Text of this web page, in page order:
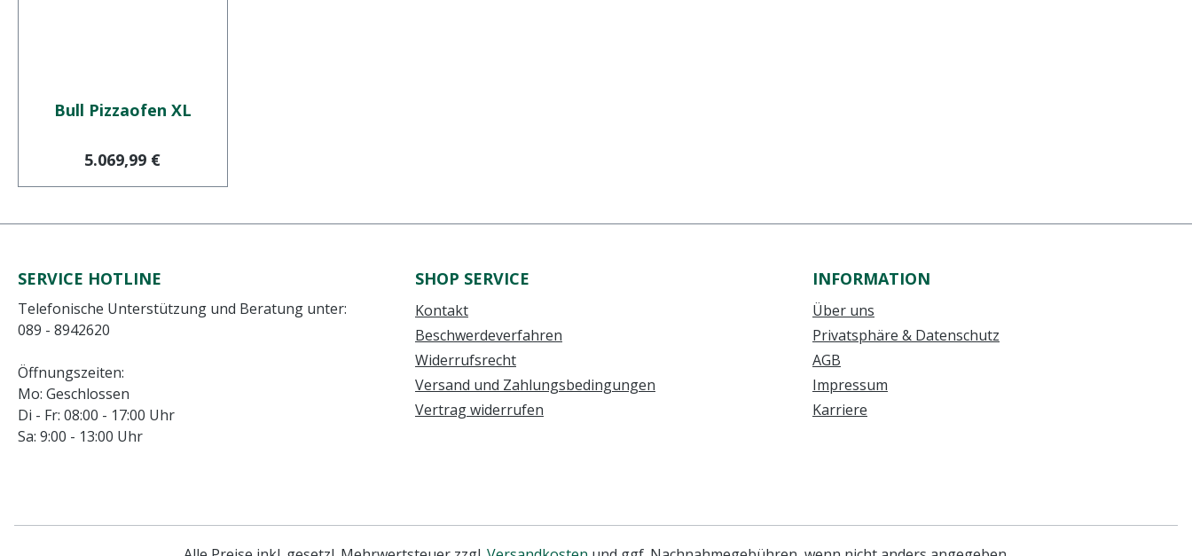
Bull Pizzaofen XL
Regulärer Preis:
5.069,99 €
SERVICE HOTLINE
Telefonische Unterstützung und Beratung unter:
089 - 8942620
Öffnungszeiten:
Mo: Geschlossen
Di - Fr: 08:00 - 17:00 Uhr
Sa: 9:00 - 13:00 Uhr
SHOP SERVICE
Kontakt
Beschwerdeverfahren
Widerrufsrecht
Versand und Zahlungsbedingungen
Vertrag widerrufen
INFORMATION
Über uns
Privatsphäre & Datenschutz
AGB
Impressum
Karriere